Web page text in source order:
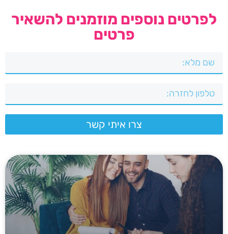
לפרטים נוספים מוזמנים להשאיר
פרטים
צרו איתי קשר